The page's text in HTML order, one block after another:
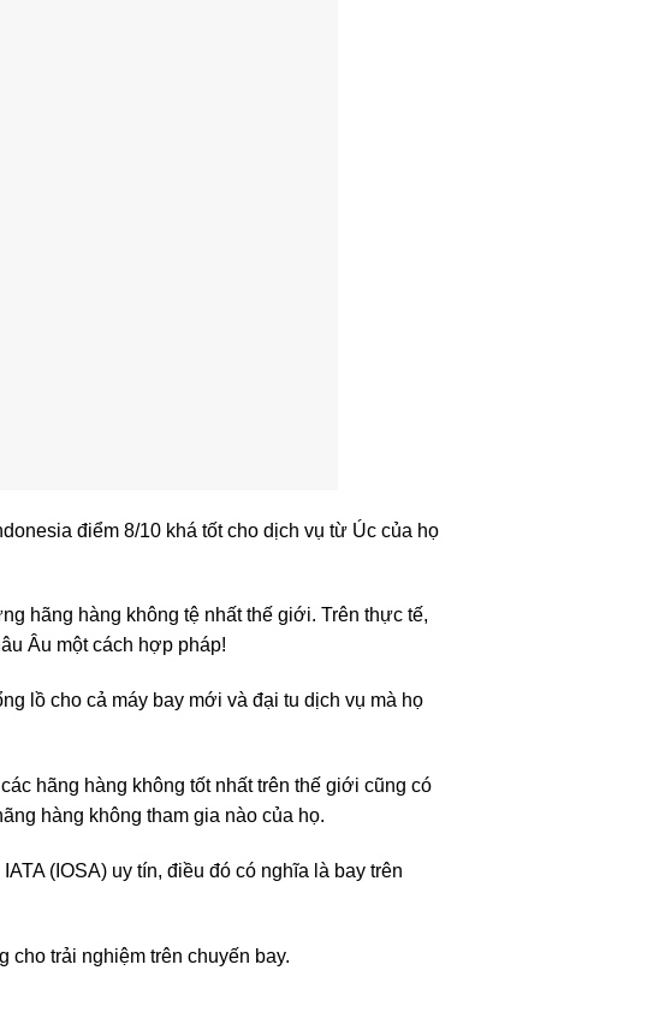
điểm 8/10 khá tốt cho dịch vụ từ Úc của họ
hãng hàng không tệ nhất thế giới. Trên thực tế,
Âu một cách hợp pháp!
lồ cho cả máy bay mới và đại tu dịch vụ mà họ
hãng hàng không tốt nhất trên thế giới cũng có
hàng không tham gia nào của họ.
(IOSA) uy tín, điều đó có nghĩa là bay trên
trải nghiệm trên chuyến bay.